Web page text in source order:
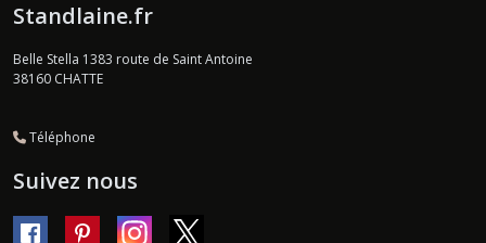
Standlaine.fr
Belle Stella 1383 route de Saint Antoine
38160 CHATTE
Téléphone
Suivez nous